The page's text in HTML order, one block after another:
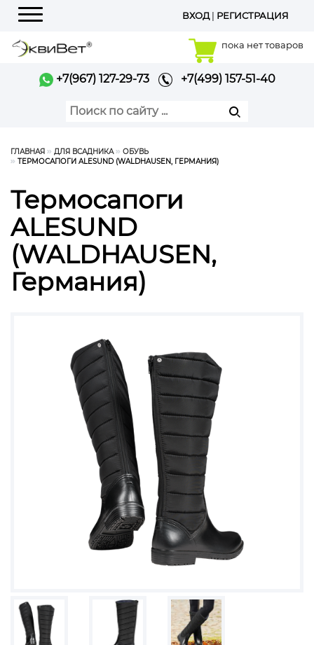
Меню
ВХОД| РЕГИСТРАЦИЯ
пока нет товаров
+7(967) 127-29-73 +7(499) 157-51-40
ГЛАВНАЯ ДЛЯ ВСАДНИКА
ОБУВЬ
ТЕРМОСАПОГИ ALESUND (WALDHAUSEN, ГЕРМАНИЯ)
Термосапоги
ALESUND
(WALDHAUSEN,
Германия)